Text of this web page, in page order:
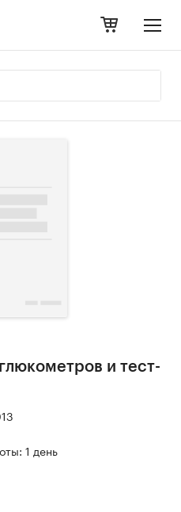
и тест-
1 день